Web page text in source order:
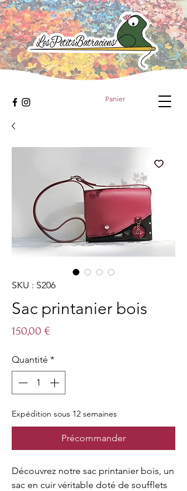
Panier
SKU : S206
Sac printanier bois
150,00 €
Quantité *
Expédition sous 12 semaines
Précommander
Découvrez notre sac printanier bois, un
sac en cuir véritable doté de soufflets